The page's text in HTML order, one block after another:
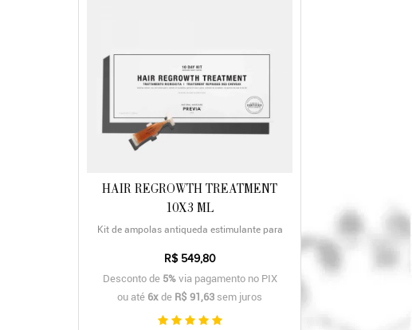
HAIR REGROWTH TREATMENT
10X3 ML
Kit de ampolas antiqueda estimulante para
R$ 549,80
Desconto de 5%via pagamento no PIX
ou até 6xde R$ 91,63 sem juros